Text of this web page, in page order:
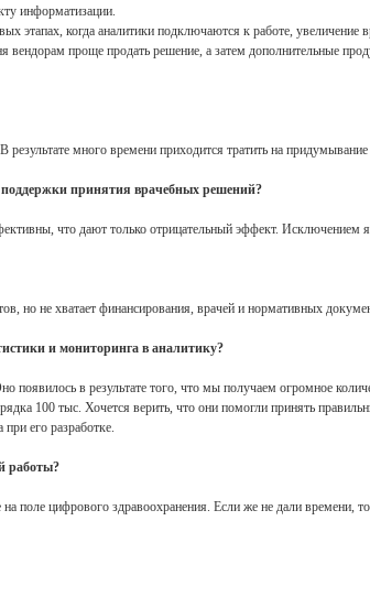
информатизации.
этапах, когда аналитики подключаются к работе,
проще продать решение, а затем дополнительные
много времени приходится тратить на
поддержки принятия врачебных решений?
что дают только отрицательный эффект. Исключением
но не хватает финансирования, врачей и нормативных
и мониторинга в аналитику?
появилось в результате того, что мы получаем огромное
100 тыс. Хочется верить, что они помогли принять
его разработке.
работы?
цифрового здравоохранения. Если же не дали времени,